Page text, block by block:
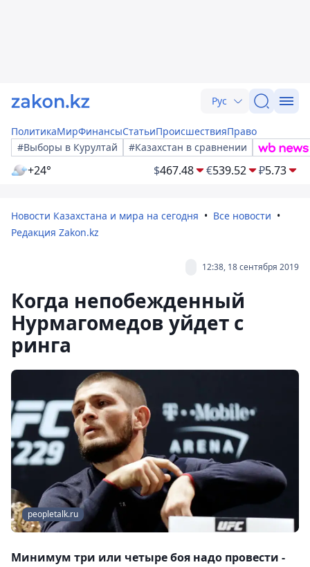
Рус
ПолитикаМирФинансыСтатьиПроисшествияПраво
#Выборы в Курултай
#Казахстан в сравнении
+24° $467.48 €539.52 ₽5.73
Новости Казахстана и мира на сегодня
Все новости
Редакция Zakon.kz
12:38, 18 сентября 2019
Когда непобежденный
Нурмагомедов уйдет с
ринга
peopletalk.ru
Минимум три или четыре боя надо провести -